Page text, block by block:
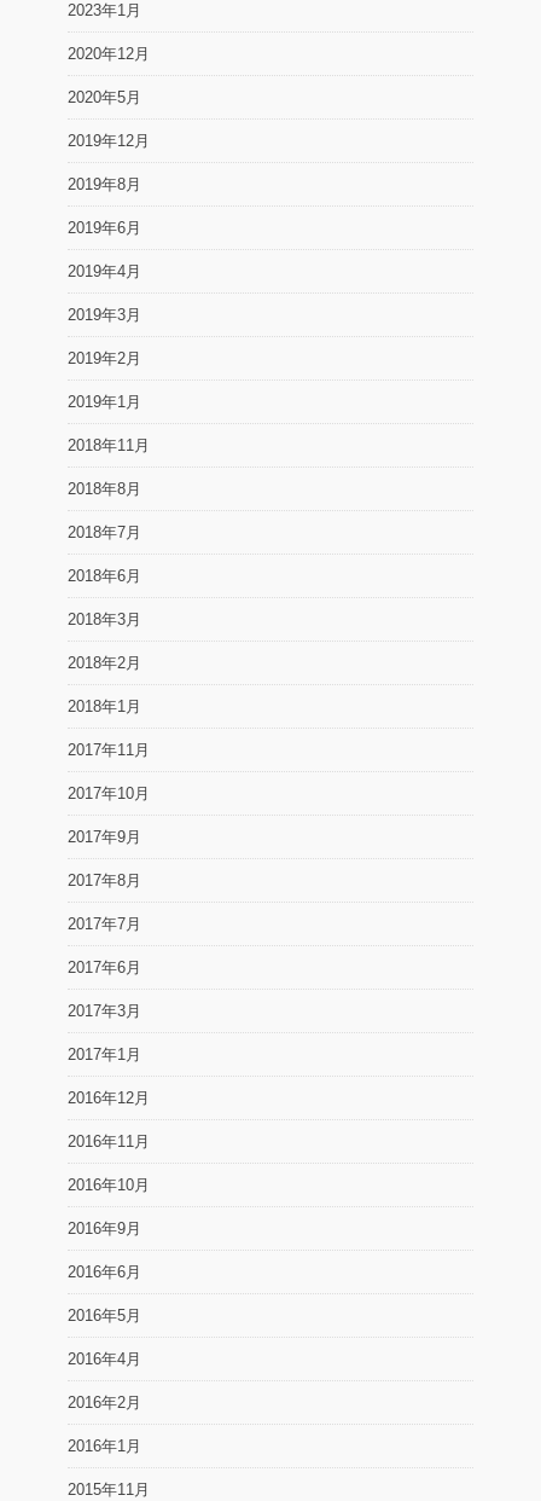
2023年1月
2020年12月
2020年5月
2019年12月
2019年8月
2019年6月
2019年4月
2019年3月
2019年2月
2019年1月
2018年11月
2018年8月
2018年7月
2018年6月
2018年3月
2018年2月
2018年1月
2017年11月
2017年10月
2017年9月
2017年8月
2017年7月
2017年6月
2017年3月
2017年1月
2016年12月
2016年11月
2016年10月
2016年9月
2016年6月
2016年5月
2016年4月
2016年2月
2016年1月
2015年11月